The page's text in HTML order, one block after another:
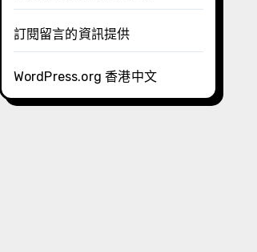
訂閱留言的資訊提供
WordPress.org 香港中文